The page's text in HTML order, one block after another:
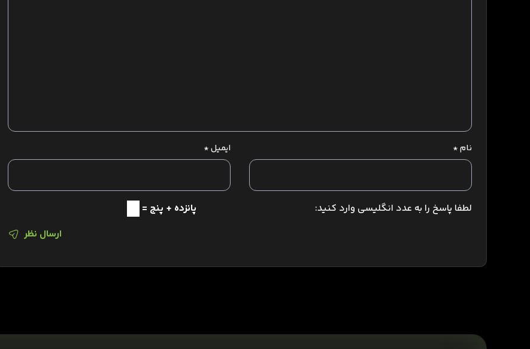
نام* ایمیل*
لطفا پاسخ را به عدد انگلیسی وارد کنید:
پانزده + پنج =
ارسال نظر